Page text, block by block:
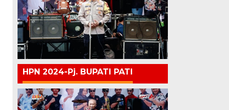
HPN 2024-Pj. BUPATI PATI